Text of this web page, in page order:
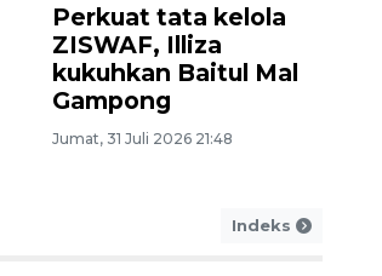
Perkuat tata kelola
ZISWAF, Illiza
kukuhkan Baitul Mal
Gampong
Jumat, 31 Juli 2026 21:48
Indeks